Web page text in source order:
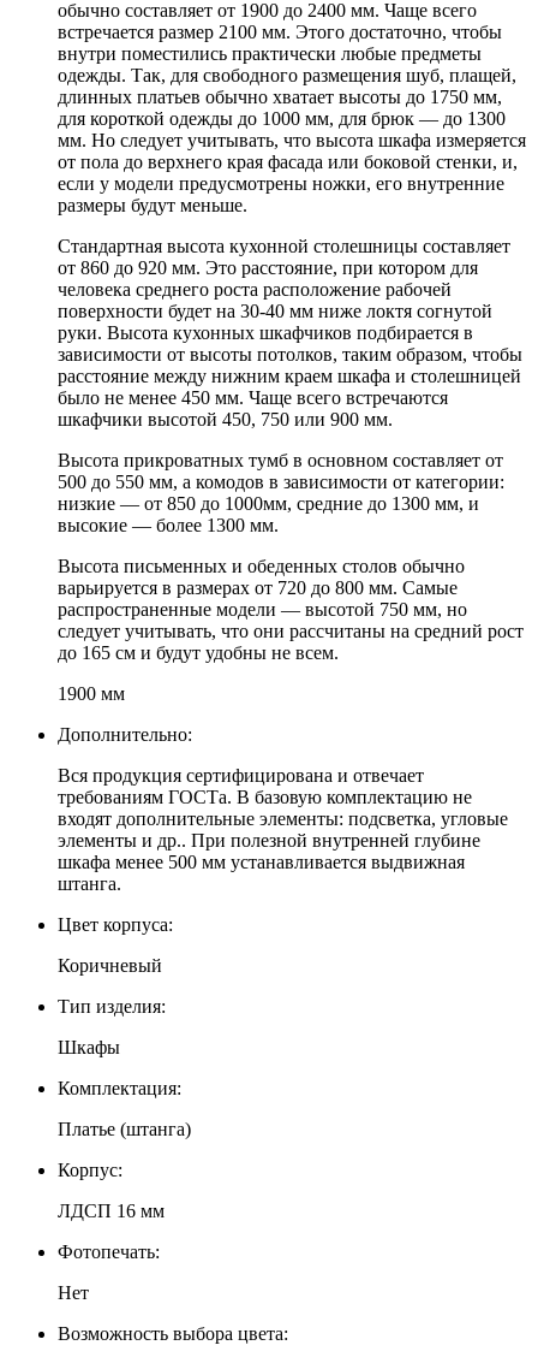
обычно составляет от 1900 до 2400 мм. Чаще всего
встречается размер 2100 мм. Этого достаточно, чтобы
внутри поместились практически любые предметы
одежды. Так, для свободного размещения шуб, плащей,
длинных платьев обычно хватает высоты до 1750 мм,
для короткой одежды до 1000 мм, для брюк — до 1300
мм. Но следует учитывать, что высота шкафа измеряется
от пола до верхнего края фасада или боковой стенки, и,
если у модели предусмотрены ножки, его внутренние
размеры будут меньше.
Стандартная высота кухонной столешницы составляет
от 860 до 920 мм. Это расстояние, при котором для
человека среднего роста расположение рабочей
поверхности будет на 30-40 мм ниже локтя согнутой
руки. Высота кухонных шкафчиков подбирается в
зависимости от высоты потолков, таким образом, чтобы
расстояние между нижним краем шкафа и столешницей
было не менее 450 мм. Чаще всего встречаются
шкафчики высотой 450, 750 или 900 мм.
Высота прикроватных тумб в основном составляет от
500 до 550 мм, а комодов в зависимости от категории:
низкие — от 850 до 1000мм, средние до 1300 мм, и
высокие — более 1300 мм.
Высота письменных и обеденных столов обычно
варьируется в размерах от 720 до 800 мм. Самые
распространенные модели — высотой 750 мм, но
следует учитывать, что они рассчитаны на средний рост
до 165 см и будут удобны не всем.
1900 мм
Дополнительно:
Вся продукция сертифицирована и отвечает
требованиям ГОСТа. В базовую комплектацию не
входят дополнительные элементы: подсветка, угловые
элементы и др.. При полезной внутренней глубине
шкафа менее 500 мм устанавливается выдвижная
штанга.
Цвет корпуса:
Коричневый
Тип изделия:
Шкафы
Комплектация:
Платье (штанга)
Корпус:
ЛДСП 16 мм
Фотопечать:
Нет
Возможность выбора цвета: